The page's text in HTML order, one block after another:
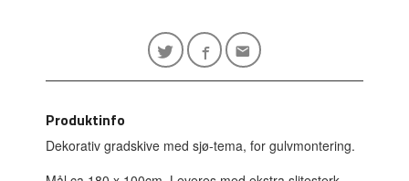
Produktinfo
Dekorativ gradskive med sjø-tema, for gulvmontering.